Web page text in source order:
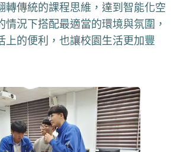
轉傳統的課程思維，達到智能化空
情況下搭配最適當的環境與氛圍，
上的便利，也讓校園生活更加豐